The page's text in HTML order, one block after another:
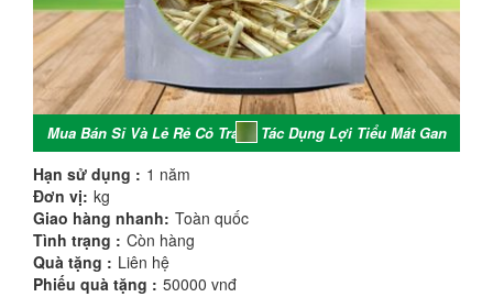
Mua Bán Sỉ Và Lẻ Rẻ Cỏ Tranh Tác Dụng Lợi Tiểu Mát Gan
Hạn sử dụng : 1 năm
Đơn vị: kg
Giao hàng nhanh: Toàn quốc
Tình trạng : Còn hàng
Quà tặng : Liên hệ
Phiếu quà tặng : 50000 vnđ